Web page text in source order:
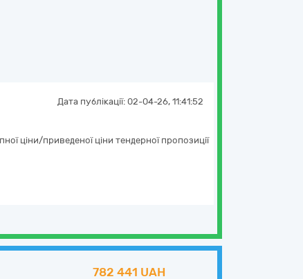
Дата публікації: 02-04-26, 11:41:52
ціни/приведеної ціни тендерної пропозиції
782 441 UAH